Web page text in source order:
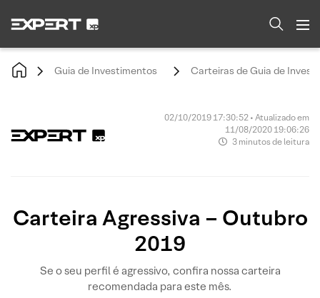
Guia de Investimentos Carteiras de Guia de
02/10/2019 17:30:52 • Atualizado em
11/08/2020 19:06:26
3 minutos de leitura
Carteira Agressiva – Outubro
2019
Se o seu perfil é agressivo, confira nossa carteira
recomendada para este mês.